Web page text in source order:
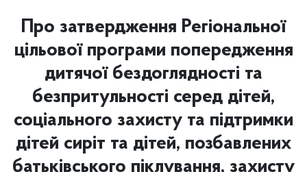
Про затвердження Регіональної
цільової програми попередження
дитячої бездоглядності та
безпритульності серед дітей,
соціального захисту та підтримки
дітей сиріт та дітей, позбавлених
батьківського піклування, захисту